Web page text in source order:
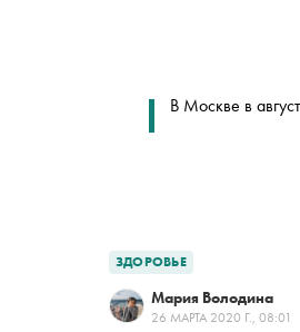
В Москве в
ЗДОРОВЬЕ
Мария Володина
26 МАРТА 2020 Г., 08:01